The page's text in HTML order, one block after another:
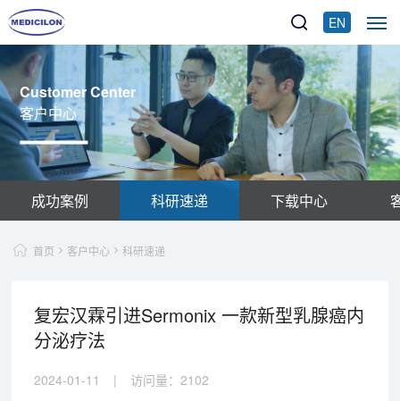
EN
Customer Center
客户中心
成功案例 科研速递 下载中心
首页 客户中心 科研速递
复宏汉霖引进Sermonix 一款新型乳腺癌内
分泌疗法
2024-01-11 | 访问量： 2102